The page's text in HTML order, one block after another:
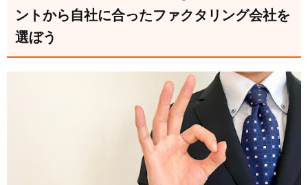
ントから自社に合ったファクタリング会社を
選ぼう